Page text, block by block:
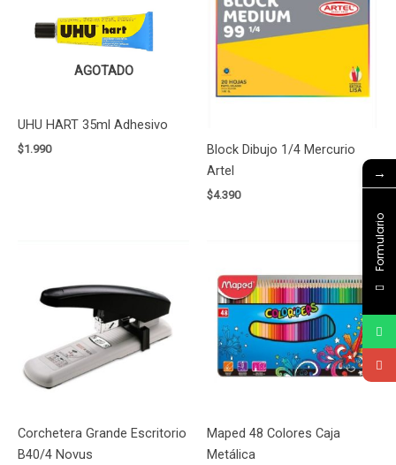
AGOTADO
UHU HART 35ml Adhesivo
$1.990
Block Dibujo 1/4 Mercurio
Artel
$4.390
Corchetera Grande Escritorio
B40/4 Novus
Maped 48 Colores Caja
Metálica
→
Formulario